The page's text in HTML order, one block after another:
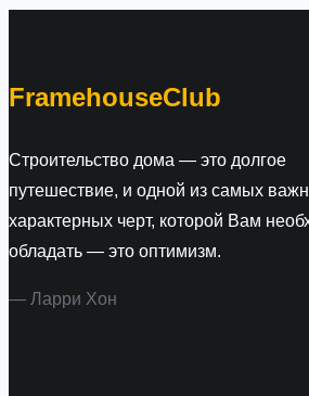
FramehouseClub
Строительство дома — это долгое
путешествие, и одной из самых
характерных черт, которой Вам
обладать — это оптимизм.
— Ларри Хон